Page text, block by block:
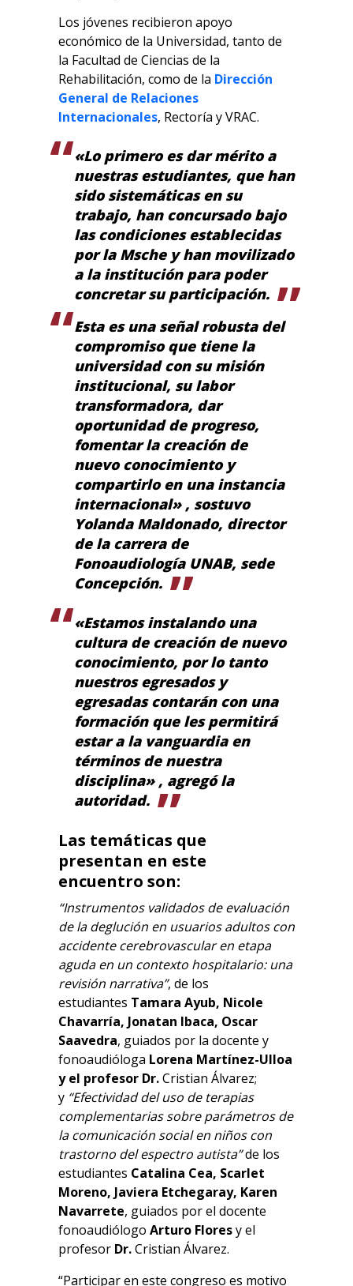
Los jóvenes recibieron apoyo
económico de la Universidad, tanto de
la Facultad de Ciencias de la
Rehabilitación, como de la Dirección
General de Relaciones
Internacionales, Rectoría y VRAC.
«Lo primero es dar mérito a
nuestras estudiantes, que han
sido sistemáticas en su
trabajo, han concursado bajo
las condiciones establecidas
por la Msche y han movilizado
a la institución para poder
concretar su participación.
Esta es una señal robusta del
compromiso que tiene la
universidad con su misión
institucional, su labor
transformadora, dar
oportunidad de progreso,
fomentar la creación de
nuevo conocimiento y
compartirlo en una instancia
internacional» , sostuvo
Yolanda Maldonado, director
de la carrera de
Fonoaudiología UNAB, sede
Concepción.
«Estamos instalando una
cultura de creación de nuevo
conocimiento, por lo tanto
nuestros egresados y
egresadas contarán con una
formación que les permitirá
estar a la vanguardia en
términos de nuestra
disciplina» , agregó la
autoridad.
Las temáticas que
presentan en este
encuentro son:
“Instrumentos validados de evaluación
de la deglución en usuarios adultos con
accidente cerebrovascular en etapa
aguda en un contexto hospitalario: una
revisión narrativa”, de los
estudiantes Tamara Ayub, Nicole
Chavarría, Jonatan Ibaca, Oscar
Saavedra, guiados por la docente y
fonoaudióloga Lorena Martínez-Ulloa
y el profesor Dr.Cristian Álvarez;
y “Efectividad del uso de terapias
complementarias sobre parámetros de
la comunicación social en niños con
trastorno del espectro autista”de los
estudiantes Catalina Cea, Scarlet
Moreno, Javiera Etchegaray, Karen
Navarrete, guiados por el docente
fonoaudiólogo Arturo Floresy el
profesor Dr.Cristian Álvarez.
“Participar en este congreso es motivo